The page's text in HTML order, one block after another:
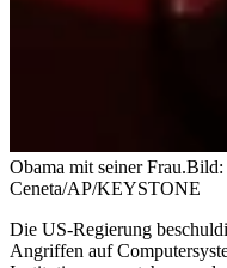
Obama mit seiner Frau.Bild:
Ceneta/AP/KEYSTONE
Die US-Regierung
Angriffen auf